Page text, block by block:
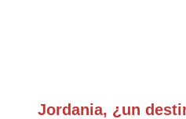
Jordania, ¿un